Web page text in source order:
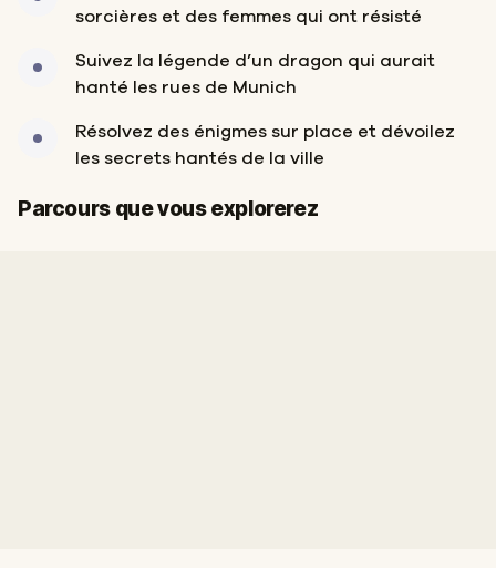
sorcières et des femmes qui ont résisté
Suivez la légende d’un dragon qui aurait
hanté les rues de Munich
Résolvez des énigmes sur place et dévoilez
les secrets hantés de la ville
Parcours que vous explorerez
Départ
Arrivée